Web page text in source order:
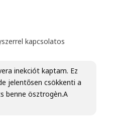
kapcsolatos
inekciót kaptam. Ez
jelentősen csökkenti a
benne ösztrogèn.A